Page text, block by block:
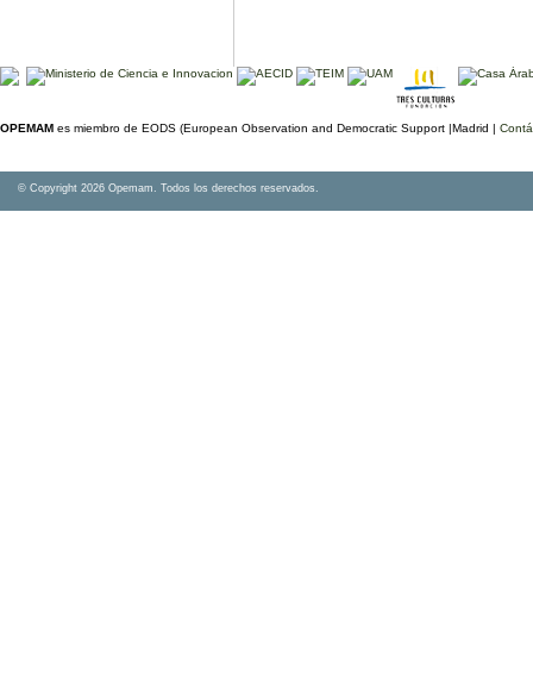
OPEMAM es miembro de EODS (European Observation and Democratic Support |Madrid |
© Copyright 2026 Opemam. Todos los derechos reservados.